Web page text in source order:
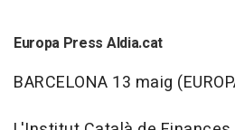
Europa Press Aldia.cat
BARCELONA 13 maig